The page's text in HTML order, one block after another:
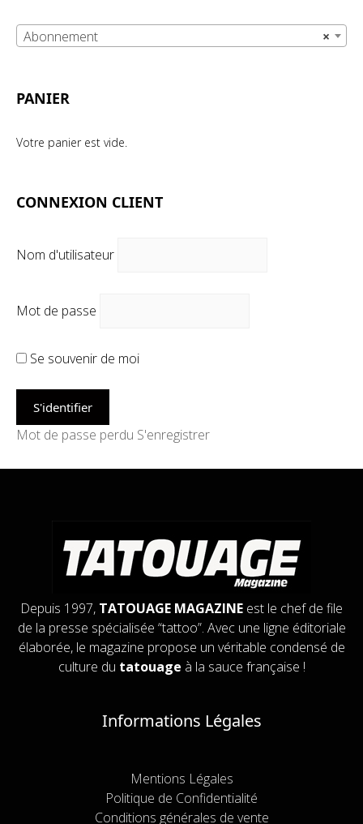
×
Abonnement
PANIER
Votre panier est vide.
CONNEXION CLIENT
Nom d'utilisateur
Mot de passe
Se souvenir de moi
Mot de passe perdu S'enregistrer
Depuis 1997, TATOUAGE MAGAZINE est le chef de file
de la presse spécialisée “tattoo”. Avec une ligne éditoriale
élaborée, le magazine propose un véritable condensé de
culture du tatouage à la sauce française !
Informations Légales
Mentions Légales
Politique de Confidentialité
Conditions générales de vente